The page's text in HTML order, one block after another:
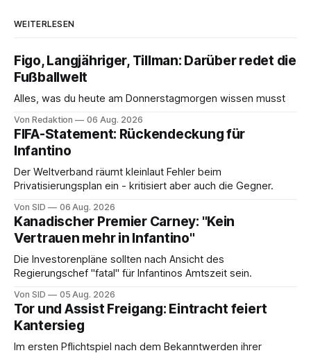
WEITERLESEN
Figo, Langjähriger, Tillman: Darüber redet die
Fußballwelt
Alles, was du heute am Donnerstagmorgen wissen musst
Von Redaktion 06 Aug. 2026
FIFA-Statement: Rückendeckung für
Infantino
Der Weltverband räumt kleinlaut Fehler beim
Privatisierungsplan ein - kritisiert aber auch die Gegner.
Von SID 06 Aug. 2026
Kanadischer Premier Carney: "Kein
Vertrauen mehr in Infantino"
Die Investorenpläne sollten nach Ansicht des
Regierungschef "fatal" für Infantinos Amtszeit sein.
Von SID 05 Aug. 2026
Tor und Assist Freigang: Eintracht feiert
Kantersieg
Im ersten Pflichtspiel nach dem Bekanntwerden ihrer